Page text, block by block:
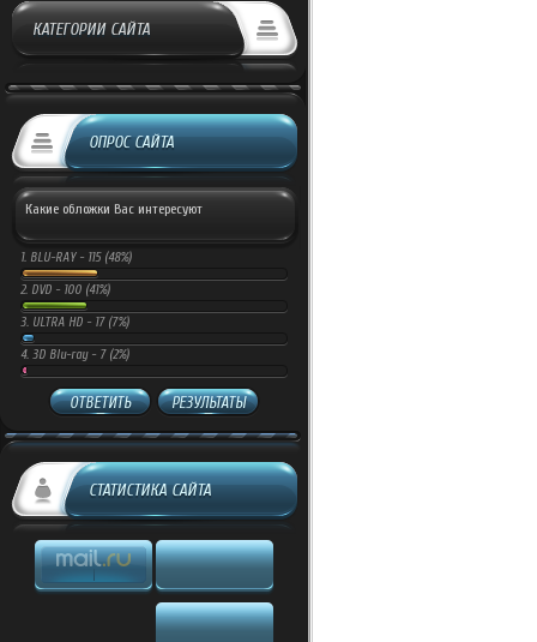
КАТЕГОРИИ САЙТА
ОПРОС САЙТА
Какие обложки Вас интересуют
1. BLU-RAY - 115 (48%)
2. DVD - 100 (41%)
3. ULTRA HD - 17 (7%)
4. 3D Blu-ray - 7 (2%)
ОТВЕТИТЬ РЕЗУЛЬТАТЫ
СТАТИСТИКА САЙТА